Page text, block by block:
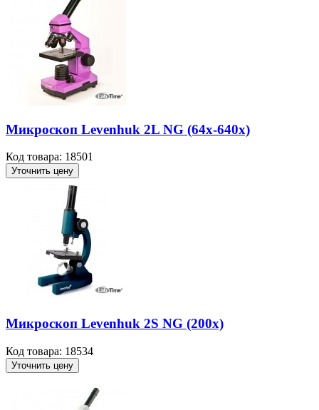
Микроскоп Levenhuk 2L NG (64х-640х)
Код товара: 18501
Уточнить цену
Микроскоп Levenhuk 2S NG (200х)
Код товара: 18534
Уточнить цену